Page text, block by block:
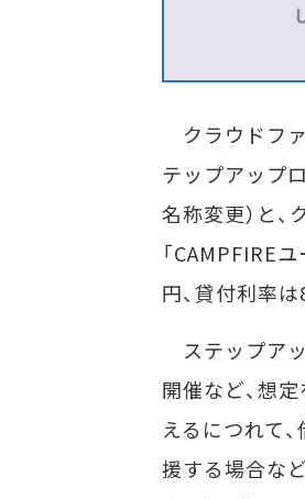
クラウドフ
テップアップ
名称変更）と
「CAMPFIRE
円、貸付利率
ステップア
開催など、想
えるにつれて
援する場合な